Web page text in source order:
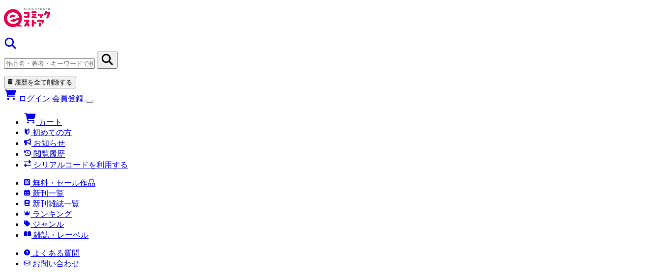
履歴を全て削除する
ログイン 会員登録
カート
初めての方
お知らせ
閲覧履歴
シリアルコードを利用する
無料・セール作品
新刊一覧
新刊雑誌一覧
ランキング
ジャンル
雑誌・レーベル
よくある質問
お問い合わせ